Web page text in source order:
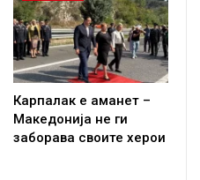
Карпалак е аманет –
Македонија не ги
заборава своите херои